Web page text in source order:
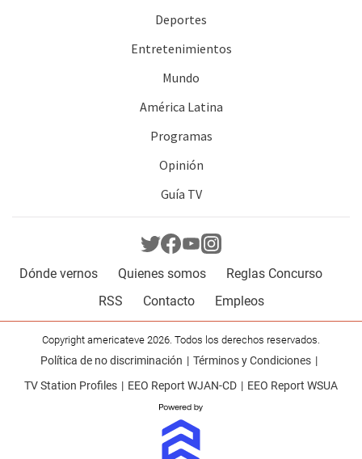
Deportes
Entretenimientos
Mundo
América Latina
Programas
Opinión
Guía TV
Dónde vernos Quienes somos
Reglas Concurso
RSS
Contacto Empleos
Copyright americateve 2026. Todos los derechos reservados.
Política de no discriminación
Términos y Condiciones
TV Station Profiles
EEO Report WJAN-CD EEO Report WSUA